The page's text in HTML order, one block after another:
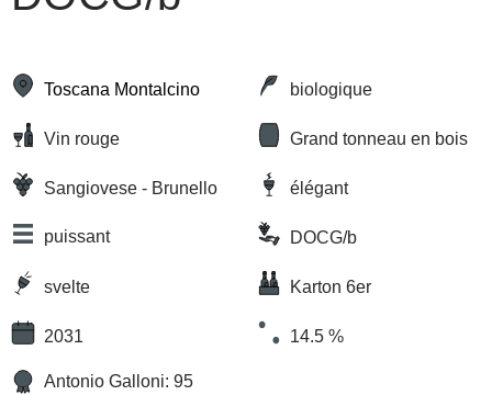
Toscana Montalcino biologique
Vin rouge Grand tonneau en bois
Sangiovese - Brunello élégant
puissant DOCG/b
svelte Karton 6er
2031 14.5 %
Antonio Galloni: 95